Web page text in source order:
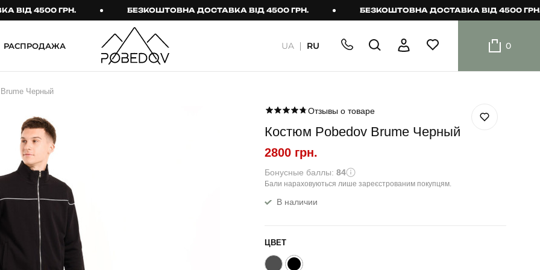
4500 ГРН. БЕЗКОШТОВНА ДОСТАВКА ВІД 4500 ГРН. БЕЗКОШТОВНА ДОСТАВКА ВІД 4500 ГРН.
Брюки
Джогери
Карго
Спортивні штани
Лосины
Джинсы
КОМПЛЕКТИ
Куртка й штани
шорти
Шорти
РАСПРОДАЖА UA RU 0
Черный
Отзывы о товаре
Костюм Pobedov Brume Черный
2800 грн.
Бонусные баллы:84
Бали нараховуються лише зареєстрованим покупцям.
В наличии
ЦВЕТ